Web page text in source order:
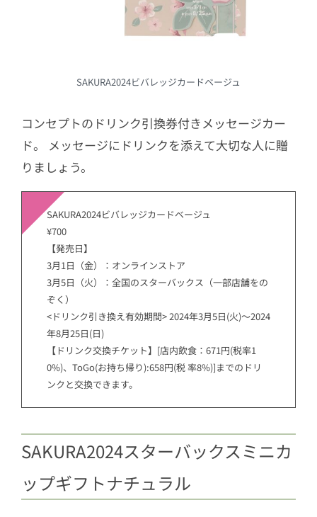
SAKURA2024ビバレッジカードベージュ
コンセプトのドリンク引換券付きメッセージカー
ド。 メッセージにドリンクを添えて大切な人に贈
りましょう。
SAKURA2024ビバレッジカードベージュ
¥700
【発売日】
3月1日（金）：オンラインストア
3月5日（火）：全国のスターバックス（一部店舗をの
ぞく）
<ドリンク引き換え有効期間> 2024年3月5日(火)～2024
年8月25日(日)
【ドリンク交換チケット】[店内飲食：671円(税率1
0%)、ToGo(お持ち帰り):658円(税 率8%)]までのドリ
ンクと交換できます。
SAKURA2024スターバックスミニカ
ップギフトナチュラル